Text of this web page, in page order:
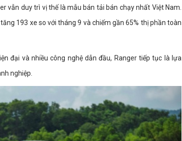
vẫn duy trì vị thế là mẫu bán tải bán chạy nhất Việt Nam.
193 xe so với tháng 9 và chiếm gần 65% thị phần toàn
đại và nhiều công nghệ dẫn đầu, Ranger tiếp tục là lựa
nghiệp.